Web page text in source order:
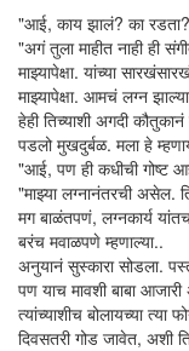
"आई, काय झालं? का
"अगं तुला माहीत नाही ही
माझ्यापेक्षा. यांच्या
माझ्यापेक्षा. आमचं लग्न
हेही तिच्याशी अगदी
पडलो मुखदुर्बळ. मला हे
"आई, पण ही कधीची गोष्ट
"माझ्या लग्नानंतरची असेल.
मग बाळंतपणं, लग्नकार्य
बरंच मवाळपणे म्हणाल्या..
अनुयानं सुस्कारा सोडला.
पण याच मावशी बाबा
त्यांच्याशीच बोलायच्या
दिवसतरी गोड जावेत, अशी